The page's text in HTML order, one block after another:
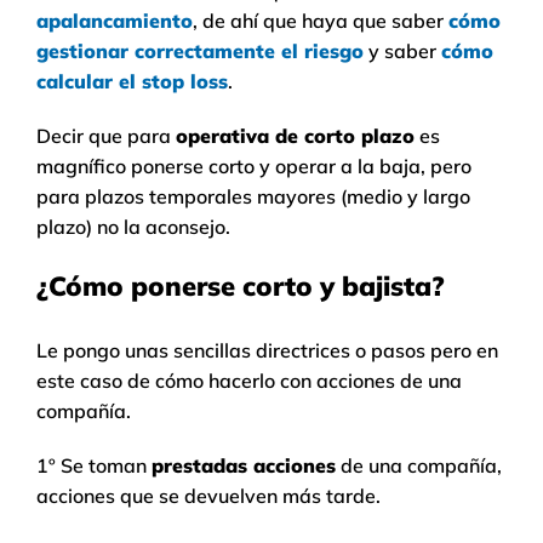
apalancamiento, de ahí que haya que saber cómo
gestionar correctamente el riesgo y saber cómo
calcular el stop loss.
Decir que para operativa de corto plazo es
magnífico ponerse corto y operar a la baja, pero
para plazos temporales mayores (medio y largo
plazo) no la aconsejo.
¿Cómo ponerse corto y bajista?
Le pongo unas sencillas directrices o pasos pero en
este caso de cómo hacerlo con acciones de una
compañía.
1º Se toman prestadas acciones de una compañía,
acciones que se devuelven más tarde.